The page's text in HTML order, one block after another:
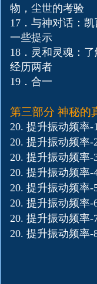
物，尘世的考验
17．与神对话：凯
一些提示
18．灵和灵魂：了
经历两者
19．合一
第三部分 神秘的
20. 提升振动频率-
20. 提升振动频率-
20. 提升振动频率-
20. 提升振动频率-
20. 提升振动频率-
20. 提升振动频率-
20. 提升振动频率-
20. 提升振动频率-